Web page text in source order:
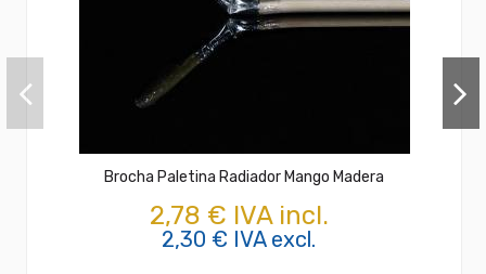
Brocha Paletina Radiador Mango Madera
2,78 € IVA incl.
2,30 € IVA excl.